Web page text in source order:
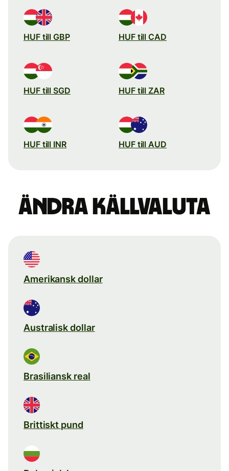
HUF till GBP HUF till CAD
HUF till SGD HUF till ZAR
HUF till INR HUF till AUD
Ändra källvaluta
Amerikansk dollar
Australisk dollar
Brasiliansk real
Brittiskt pund